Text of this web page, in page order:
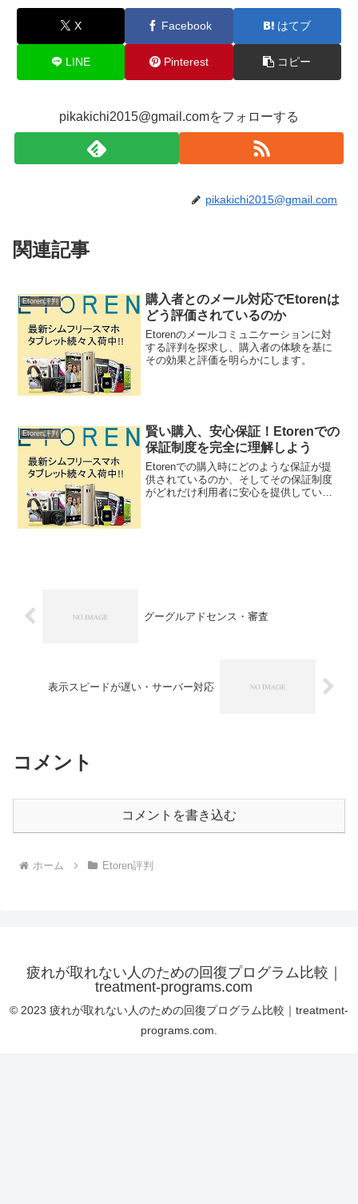
X Facebook はてブ
LINE Pinterest コピー
pikakichi2015@gmail.comをフォローする
pikakichi2015@gmail.com
関連記事
Etoren評判
購入者とのメール対応でEtorenは
どう評価されているのか
Etorenのメールコミュニケーションに対
する評判を探求し、購入者の体験を基に
その効果と評価を明らかにします。
Etoren評判
賢い購入、安心保証！Etorenでの
保証制度を完全に理解しよう
Etorenでの購入時にどのような保証が提
供されているのか、そしてその保証制度
がどれだけ利用者に安心を提供している
グーグルアドセンス・審査
表示スピードが遅い・サーバー対応
コメント
コメントを書き込む
ホーム Etoren評判
疲れが取れない人のための回復プログラム比較｜
treatment-programs.com
© 2023 疲れが取れない人のための回復プログラム比較｜treatment-
programs.com.